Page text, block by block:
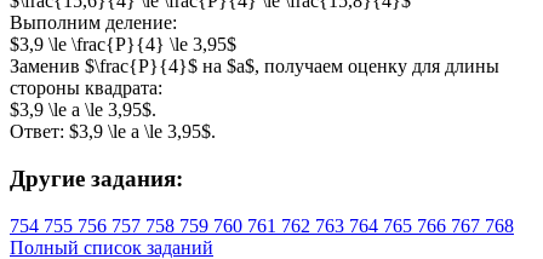
Выполним деление:
$3,9 \le \frac{P}{4} \le 3,95$
Заменив $\frac{P}{4}$ на $a$, получаем оценку для длины
стороны квадрата:
$3,9 \le a \le 3,95$.
Ответ: $3,9 \le a \le 3,95$.
Другие задания:
754 755 756 757 758 759 760 761 762 763 764 765 766 767 768
Полный список заданий